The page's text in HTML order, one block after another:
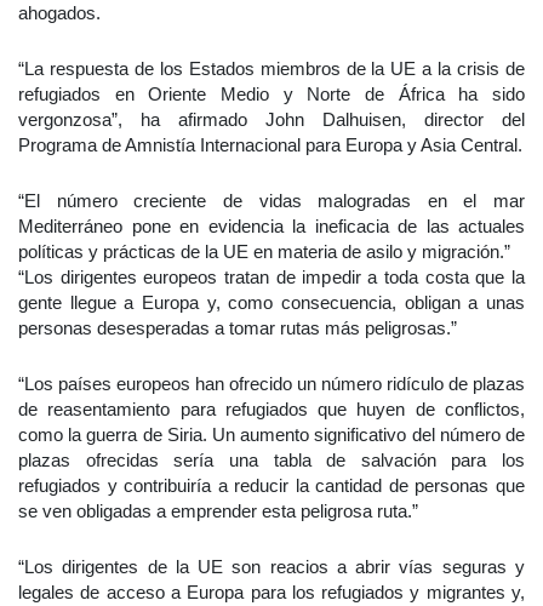
ahogados.
“La respuesta de los Estados miembros de la UE a la crisis de
refugiados en Oriente Medio y Norte de África ha sido
vergonzosa”, ha afirmado John Dalhuisen, director del
Programa de Amnistía Internacional para Europa y Asia Central.
“El número creciente de vidas malogradas en el mar
Mediterráneo pone en evidencia la ineficacia de las actuales
políticas y prácticas de la UE en materia de asilo y migración.”
“Los dirigentes europeos tratan de impedir a toda costa que la
gente llegue a Europa y, como consecuencia, obligan a unas
personas desesperadas a tomar rutas más peligrosas.”
“Los países europeos han ofrecido un número ridículo de plazas
de reasentamiento para refugiados que huyen de conflictos,
como la guerra de Siria. Un aumento significativo del número de
plazas ofrecidas sería una tabla de salvación para los
refugiados y contribuiría a reducir la cantidad de personas que
se ven obligadas a emprender esta peligrosa ruta.”
“Los dirigentes de la UE son reacios a abrir vías seguras y
legales de acceso a Europa para los refugiados y migrantes y,